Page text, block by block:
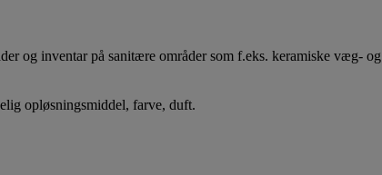
og inventar på sanitære områder som f.eks. keramiske væg-
opløsningsmiddel, farve, duft.